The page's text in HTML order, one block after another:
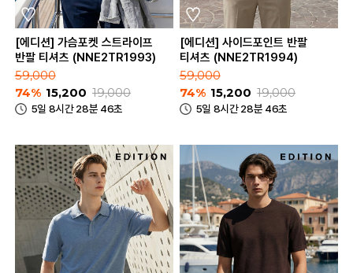
[에디션] 가슴포켓 스트라이프
반팔 티셔츠 (NNE2TR1993)
59,000
74% 15,200 19,000
5일 8시간 28분 46초
[에디션] 사이드포인트 반팔
티셔츠 (NNE2TR1994)
59,000
74% 15,200 19,000
5일 8시간 28분 46초